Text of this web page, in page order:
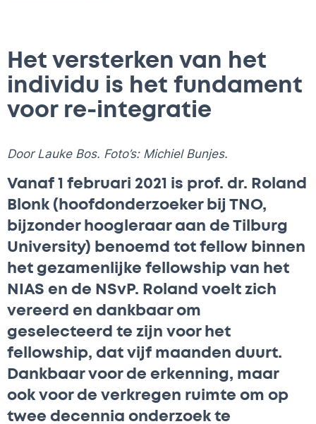
Het versterken van het
individu is het fundament
voor re-integratie
Door Lauke Bos. Foto’s: Michiel Bunjes.
Vanaf 1 februari 2021 is prof. dr. Roland
Blonk (hoofdonderzoeker bij TNO,
bijzonder hoogleraar aan de Tilburg
University) benoemd tot fellow binnen
het gezamenlijke fellowship van het
NIAS en de NSvP. Roland voelt zich
vereerd en dankbaar om
geselecteerd te zijn voor het
fellowship, dat vijf maanden duurt.
Dankbaar voor de erkenning, maar
ook voor de verkregen ruimte om op
twee decennia onderzoek te